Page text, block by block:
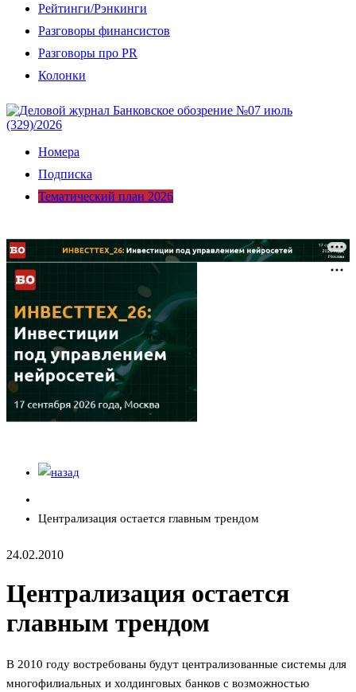
Рейтинги/Рэнкинги
Разговоры финансистов
Разговоры про PR
Колонки
Номера
Подписка
Тематический план 2026
Централизация остается главным трендом
24.02.2010
Централизация остается
главным трендом
В 2010 году востребованы будут централизованные системы для
многофилиальных и холдинговых банков с возможностью